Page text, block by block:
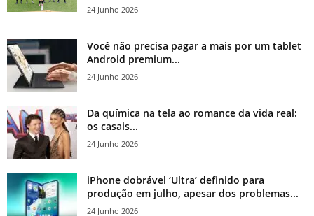
24 Junho 2026
Você não precisa pagar a mais por um tablet
Android premium...
24 Junho 2026
Da química na tela ao romance da vida real:
os casais...
24 Junho 2026
iPhone dobrável ‘Ultra’ definido para
produção em julho, apesar dos problemas...
24 Junho 2026